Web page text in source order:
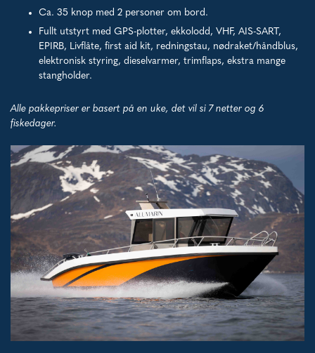
Ca. 35 knop med 2 personer om bord.
Fullt utstyrt med GPS-plotter, ekkolodd, VHF, AIS-SART,
EPIRB, Livflåte, first aid kit, redningstau, nødraket/håndblus,
elektronisk styring, dieselvarmer, trimflaps, ekstra mange
stangholder.
Alle pakkepriser er basert på en uke, det vil si 7 netter og 6
fiskedager.